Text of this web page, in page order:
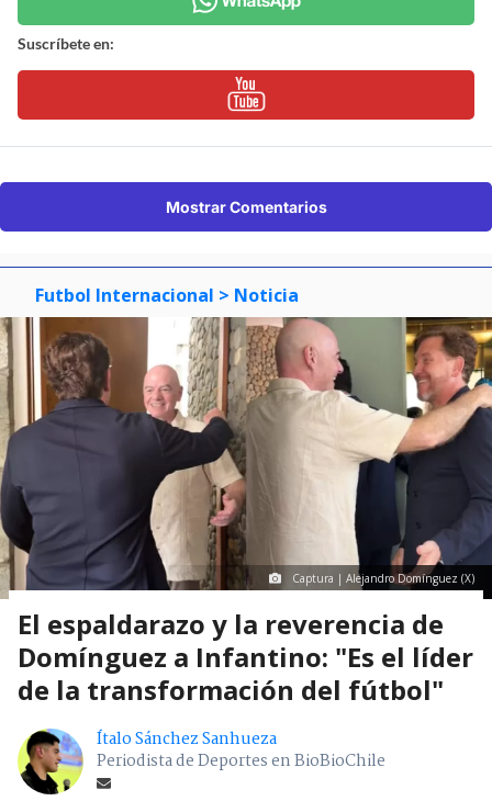
Suscríbete en:
Mostrar Comentarios
Futbol Internacional > Noticia
Captura | Alejandro Domínguez (X)
El espaldarazo y la reverencia de
Domínguez a Infantino: "Es el líder
de la transformación del fútbol"
Ítalo Sánchez Sanhueza
Periodista de Deportes en BioBioChile